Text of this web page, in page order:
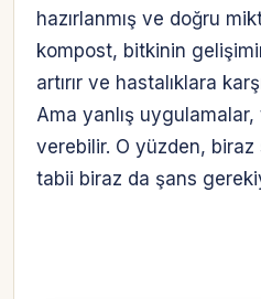
hazırlanmış ve doğru
kompost, bitkinin
artırır ve hastalıklara
Ama yanlış
verebilir. O yüzden, biraz
tabii biraz da şans